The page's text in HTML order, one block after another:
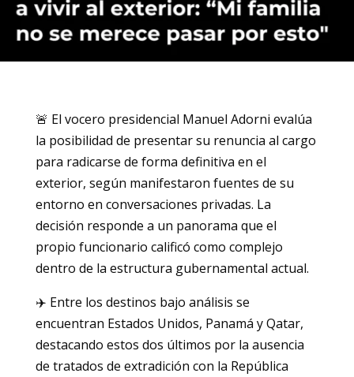
🚨 El vocero presidencial Manuel Adorni evalúa
la posibilidad de presentar su renuncia al cargo
para radicarse de forma definitiva en el
exterior, según manifestaron fuentes de su
entorno en conversaciones privadas. La
decisión responde a un panorama que el
propio funcionario calificó como complejo
dentro de la estructura gubernamental actual.
✈️ Entre los destinos bajo análisis se
encuentran Estados Unidos, Panamá y Qatar,
destacando estos dos últimos por la ausencia
de tratados de extradición con la República